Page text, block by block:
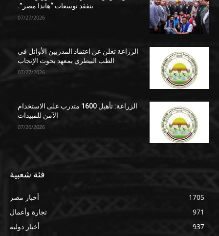
يتفقد توسعات “هاندا مصر”.
07/27/2026
الزراعة تعلن عن اعتماد المدربين الأوائل في
الطب البيطري بمعهد بحوث الإنجاب
07/27/2026
الزراعة: تأهيل 1600 متدرب على الاستخدام
الآمن للمبيدات
07/26/2026
فئة شعبية
أخبار مصر
1705
تجارة وأعمال
971
أخبار دولية
937